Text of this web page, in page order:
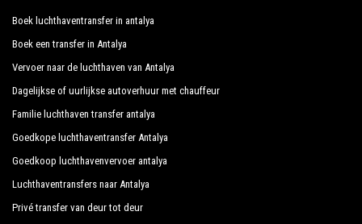
Boek luchthaventransfer in antalya
Boek een transfer in Antalya
Vervoer naar de luchthaven van Antalya
Dagelijkse of uurlijkse autoverhuur met chauffeur
Familie luchthaven transfer antalya
Goedkope luchthaventransfer Antalya
Goedkoop luchthavenvervoer antalya
Luchthaventransfers naar Antalya
Privé transfer van deur tot deur